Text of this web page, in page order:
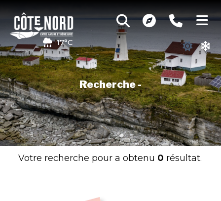
17°C
Recherche -
Votre recherche poura obtenu 0 résultat.